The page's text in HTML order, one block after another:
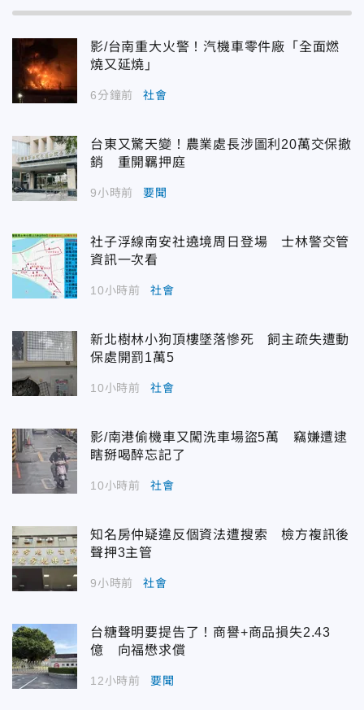
影/台南重大火警！汽機車零件廠「全面燃
燒又延燒」
6分鐘前 社會
台東又驚天變！農業處長涉圖利20萬交保撤
銷 重開羈押庭
9小時前 要聞
社子浮線南安社遶境周日登場 士林警交管
資訊一次看
10小時前 社會
新北樹林小狗頂樓墜落慘死 飼主疏失遭動
保處開罰1萬5
10小時前 社會
影/南港偷機車又闖洗車場盜5萬 竊嫌遭逮
瞎掰喝醉忘記了
10小時前 社會
知名房仲疑違反個資法遭搜索 檢方複訊後
聲押3主管
9小時前 社會
台糖聲明要提告了！商譽+商品損失2.43
億 向福懋求償
12小時前 要聞